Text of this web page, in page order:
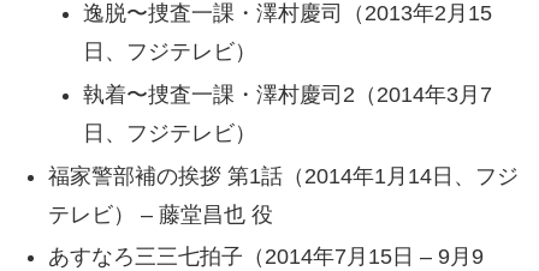
逸脱〜捜査一課・澤村慶司（2013年2月15
日、フジテレビ）
執着〜捜査一課・澤村慶司2（2014年3月7
日、フジテレビ）
福家警部補の挨拶 第1話（2014年1月14日、フジ
テレビ） – 藤堂昌也 役
あすなろ三三七拍子（2014年7月15日 – 9月9